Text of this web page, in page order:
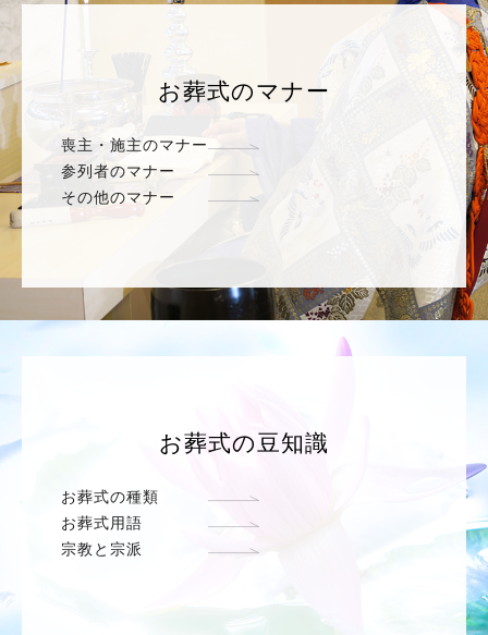
お葬式のマナー
喪主・施主のマナー
参列者のマナー
その他のマナー
お葬式の豆知識
お葬式の種類
お葬式用語
宗教と宗派